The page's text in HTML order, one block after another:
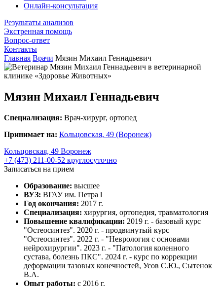
Онлайн-консультация
Результаты анализов
Экстренная помощь
Вопрос-ответ
Контакты
Главная Врачи Мязин Михаил Геннадьевич
Мязин Михаил Геннадьевич
Специализация: Врач-хирург, ортопед
Принимает на: Кольцовская, 49 (Воронеж)
Кольцовская, 49 Воронеж
+7 (473) 211-00-52 круглосуточно
Записаться на прием
Образование: высшее
ВУЗ: ВГАУ им. Петра l
Год окончания: 2017 г.
Специализация: хирургия, ортопедия, травматология
Повышение квалификации: 2019 г. - базовый курс
"Остеосинтез". 2020 г. - продвинутый курс
"Остеосинтез". 2022 г. - "Неврология с основами
нейрохирургии". 2023 г. - "Патология коленного
сустава, болезнь ПКС". 2024 г. - курс по коррекции
деформации тазовых конечностей, Усов С.Ю., Сытенок
В.А.
Опыт работы: с 2016 г.